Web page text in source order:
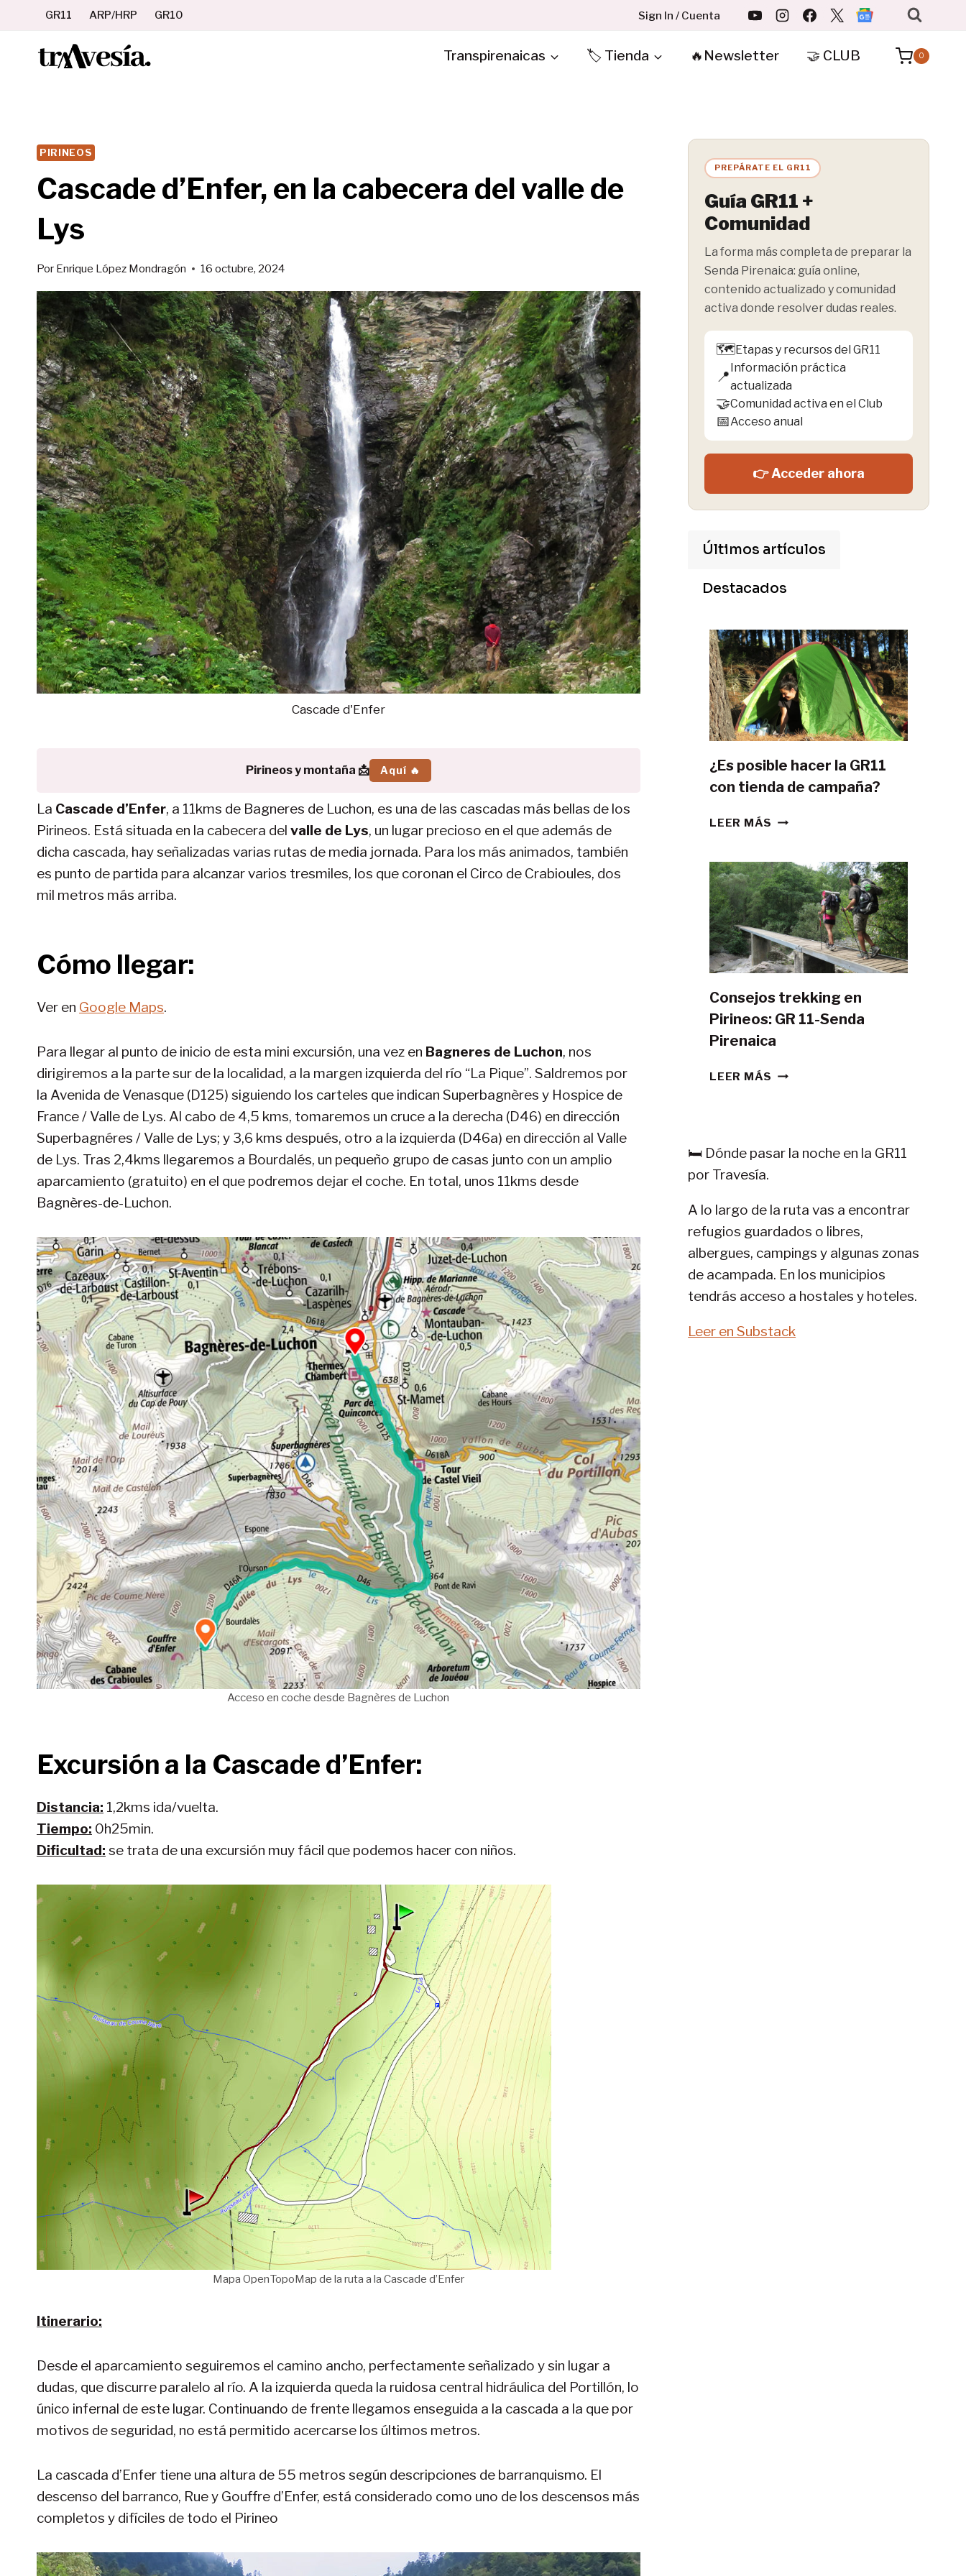
contenido
GR11 ARP/HRP GR10 Sign In / Cuenta
Transpirenaicas 🏷️ Tienda 🔥Newsletter 🤝 CLUB 0
PIRINEOS
Cascade d’Enfer, en la cabecera del valle de
Lys
Por Enrique López Mondragón 16 octubre, 2024
Cascade d'Enfer
Pirineos y montaña 📩 Aquí 🔥
La Cascade d’Enfer, a 11kms de Bagneres de Luchon, es una de las cascadas más bellas de los
Pirineos. Está situada en la cabecera del valle de Lys, un lugar precioso en el que además de
dicha cascada, hay señalizadas varias rutas de media jornada. Para los más animados, también
es punto de partida para alcanzar varios tresmiles, los que coronan el Circo de Crabioules, dos
mil metros más arriba.
Cómo llegar:
Ver en Google Maps.
Para llegar al punto de inicio de esta mini excursión, una vez en Bagneres de Luchon, nos
dirigiremos a la parte sur de la localidad, a la margen izquierda del río “La Pique”. Saldremos por
la Avenida de Venasque (D125) siguiendo los carteles que indican Superbagnères y Hospice de
France / Valle de Lys. Al cabo de 4,5 kms, tomaremos un cruce a la derecha (D46) en dirección
Superbagnéres / Valle de Lys; y 3,6 kms después, otro a la izquierda (D46a) en dirección al Valle
de Lys. Tras 2,4kms llegaremos a Bourdalés, un pequeño grupo de casas junto con un amplio
aparcamiento (gratuito) en el que podremos dejar el coche. En total, unos 11kms desde
Bagnères-de-Luchon.
Acceso en coche desde Bagnères de Luchon
Excursión a la Cascade d’Enfer:
Distancia: 1,2kms ida/vuelta.
Tiempo: 0h25min.
Dificultad: se trata de una excursión muy fácil que podemos hacer con niños.
Mapa OpenTopoMap de la ruta a la Cascade d’Enfer
Itinerario:
Desde el aparcamiento seguiremos el camino ancho, perfectamente señalizado y sin lugar a
dudas, que discurre paralelo al río. A la izquierda queda la ruidosa central hidráulica del Portillón, lo
único infernal de este lugar. Continuando de frente llegamos enseguida a la cascada a la que por
motivos de seguridad, no está permitido acercarse los últimos metros.
La cascada d’Enfer tiene una altura de 55 metros según descripciones de barranquismo. El
descenso del barranco, Rue y Gouffre d’Enfer, está considerado como uno de los descensos más
completos y difíciles de todo el Pirineo
PREPÁRATE EL GR11
Guía GR11 +
Comunidad
La forma más completa de preparar la
Senda Pirenaica: guía online,
contenido actualizado y comunidad
activa donde resolver dudas reales.
🗺️Etapas y recursos del GR11
📍
Información práctica
actualizada
🤝Comunidad activa en el Club
📅Acceso anual
👉 Acceder ahora
Últimos artículos
Destacados
¿Es posible hacer la GR11
con tienda de campaña?
LEER MÁS ¿ES
LA
GR11
CON
TIENDA
DE
CAMPAÑA?
Consejos trekking en
Pirineos: GR 11-Senda
Pirenaica
LEER MÁS CONSEJOS
11-
🛏️ Dónde pasar la noche en la GR11
por Travesía.
A lo largo de la ruta vas a encontrar
refugios guardados o libres,
albergues, campings y algunas zonas
de acampada. En los municipios
tendrás acceso a hostales y hoteles.
Leer en Substack